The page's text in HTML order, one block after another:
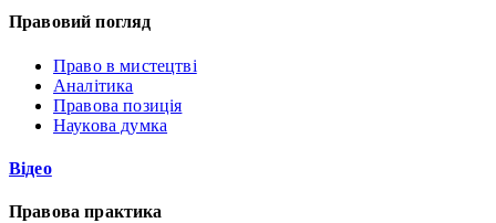
Правовий погляд
Право в мистецтві
Аналітика
Правова позиція
Наукова думка
Відео
Правова практика